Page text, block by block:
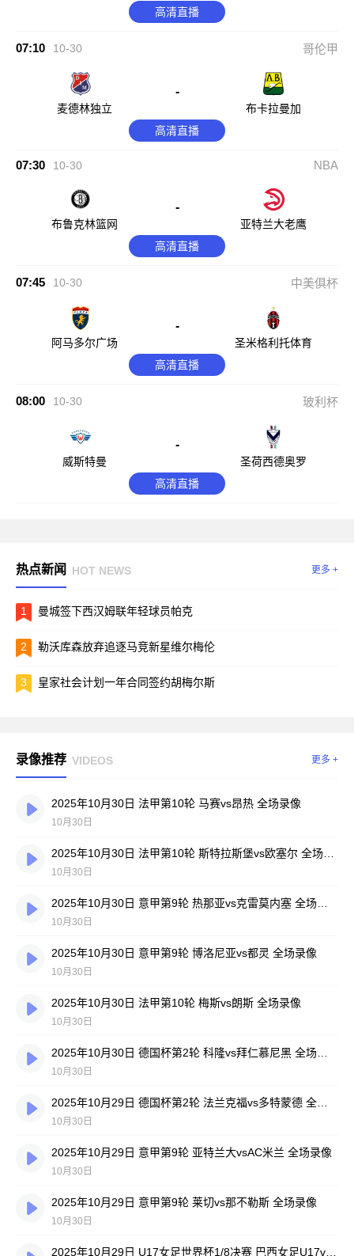
高清直播
07:10 10-30 哥伦甲
麦德林独立
-
布卡拉曼加
高清直播
07:30 10-30 NBA
布鲁克林篮网
-
亚特兰大老鹰
高清直播
07:45 10-30 中美俱杯
阿马多尔广场
-
圣米格利托体育
高清直播
08:00 10-30 玻利杯
威斯特曼
-
圣荷西德奥罗
高清直播
热点新闻 HOT NEWS 更多 +
1 曼城签下西汉姆联年轻球员帕克
2 勒沃库森放弃追逐马竞新星维尔梅伦
3 皇家社会计划一年合同签约胡梅尔斯
录像推荐 VIDEOS 更多 +
2025年10月30日 法甲第10轮 马赛vs昂热 全场录像
10月30日
10月30日
10月30日
2025年10月30日 意甲第9轮 博洛尼亚vs都灵 全场录像
10月30日
2025年10月30日 法甲第10轮 梅斯vs朗斯 全场录像
10月30日
10月30日
10月30日
2025年10月29日 意甲第9轮 亚特兰大vsAC米兰 全场录像
10月30日
2025年10月29日 意甲第9轮 莱切vs那不勒斯 全场录像
10月30日